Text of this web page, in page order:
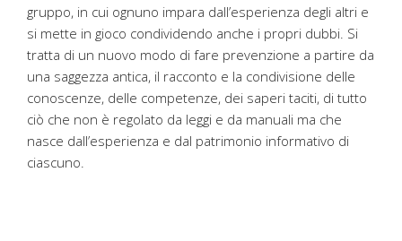
gruppo, in cui ognuno impara dall’esperienza degli altri e
si mette in gioco condividendo anche i propri dubbi. Si
tratta di un nuovo modo di fare prevenzione a partire da
una saggezza antica, il racconto e la condivisione delle
conoscenze, delle competenze, dei saperi taciti, di tutto
ciò che non è regolato da leggi e da manuali ma che
nasce dall’esperienza e dal patrimonio informativo di
ciascuno.